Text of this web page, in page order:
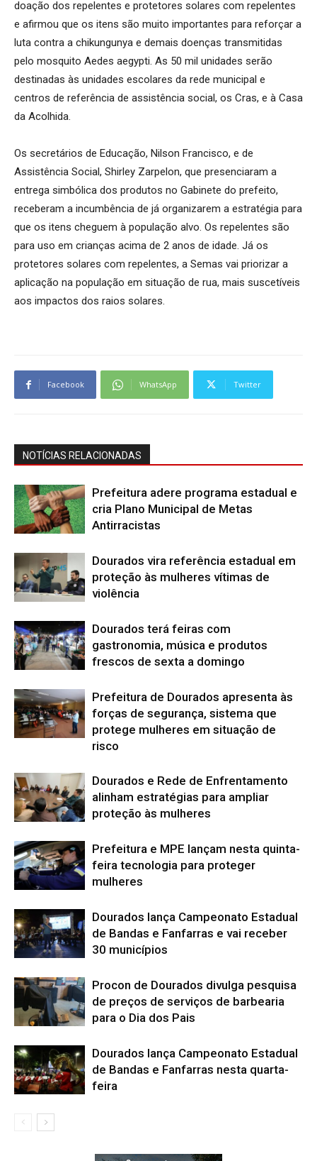
doação dos repelentes e protetores solares com repelentes
e afirmou que os itens são muito importantes para reforçar a
luta contra a chikungunya e demais doenças transmitidas
pelo mosquito Aedes aegypti. As 50 mil unidades serão
destinadas às unidades escolares da rede municipal e
centros de referência de assistência social, os Cras, e à Casa
da Acolhida.
Os secretários de Educação, Nilson Francisco, e de
Assistência Social, Shirley Zarpelon, que presenciaram a
entrega simbólica dos produtos no Gabinete do prefeito,
receberam a incumbência de já organizarem a estratégia para
que os itens cheguem à população alvo. Os repelentes são
para uso em crianças acima de 2 anos de idade. Já os
protetores solares com repelentes, a Semas vai priorizar a
aplicação na população em situação de rua, mais suscetíveis
aos impactos dos raios solares.
Facebook WhatsApp Twitter
NOTÍCIAS RELACIONADAS
Prefeitura adere programa estadual e
cria Plano Municipal de Metas
Antirracistas
Dourados vira referência estadual em
proteção às mulheres vítimas de
violência
Dourados terá feiras com
gastronomia, música e produtos
frescos de sexta a domingo
Prefeitura de Dourados apresenta às
forças de segurança, sistema que
protege mulheres em situação de
risco
Dourados e Rede de Enfrentamento
alinham estratégias para ampliar
proteção às mulheres
Prefeitura e MPE lançam nesta quinta-
feira tecnologia para proteger
mulheres
Dourados lança Campeonato Estadual
de Bandas e Fanfarras e vai receber
30 municípios
Procon de Dourados divulga pesquisa
de preços de serviços de barbearia
para o Dia dos Pais
Dourados lança Campeonato Estadual
de Bandas e Fanfarras nesta quarta-
feira